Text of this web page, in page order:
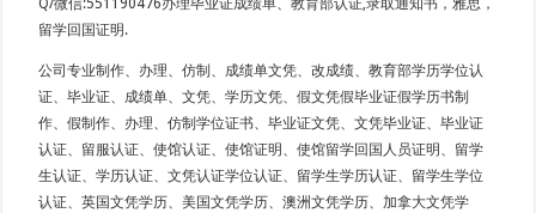
Q/微信:551190476办理毕业证成绩单、教育部认证,录取通知书，雅思，
留学回国证明.
公司专业制作、办理、仿制、成绩单文凭、改成绩、教育部学历学位认
证、毕业证、成绩单、文凭、学历文凭、假文凭假毕业证假学历书制
作、假制作、办理、仿制学位证书、毕业证文凭、文凭毕业证、毕业证
认证、留服认证、使馆认证、使馆证明、使馆留学回国人员证明、留学
生认证、学历认证、文凭认证学位认证、留学生学历认证、留学生学位
认证、英国文凭学历、美国文凭学历、澳洲文凭学历、加拿大文凭学